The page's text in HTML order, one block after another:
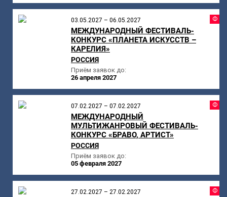
03.05.2027 – 06.05.2027
МЕЖДУНАРОДНЫЙ ФЕСТИВАЛЬ-
КОНКУРС «ПЛАНЕТА ИСКУССТВ –
КАРЕЛИЯ»
РОССИЯ
Приём заявок до:
26 апреля 2027
07.02.2027 – 07.02.2027
МЕЖДУНАРОДНЫЙ
МУЛЬТИЖАНРОВЫЙ ФЕСТИВАЛЬ-
КОНКУРС «БРАВО, АРТИСТ»
РОССИЯ
Приём заявок до:
05 февраля 2027
27.02.2027 – 27.02.2027